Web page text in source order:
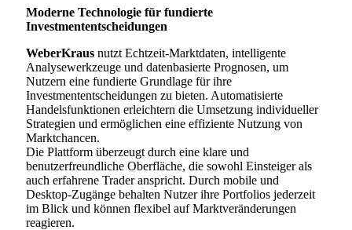
Moderne Technologie für fundierte
Investmententscheidungen
WeberKraus nutzt Echtzeit-Marktdaten, intelligente
Analysewerkzeuge und datenbasierte Prognosen, um
Nutzern eine fundierte Grundlage für ihre
Investmententscheidungen zu bieten. Automatisierte
Handelsfunktionen erleichtern die Umsetzung individueller
Strategien und ermöglichen eine effiziente Nutzung von
Marktchancen.
Die Plattform überzeugt durch eine klare und
benutzerfreundliche Oberfläche, die sowohl Einsteiger als
auch erfahrene Trader anspricht. Durch mobile und
Desktop-Zugänge behalten Nutzer ihre Portfolios jederzeit
im Blick und können flexibel auf Marktveränderungen
reagieren.